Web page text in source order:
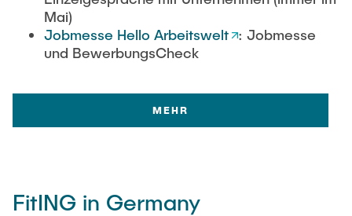
Mai)
Jobmesse Hello Arbeitswelt : Jobmesse
und BewerbungsCheck
MEHR
FitING in Germany